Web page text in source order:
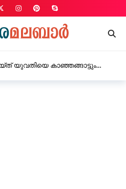
യുവതിയെ കാഞ്ഞങ്ങാട്ടും